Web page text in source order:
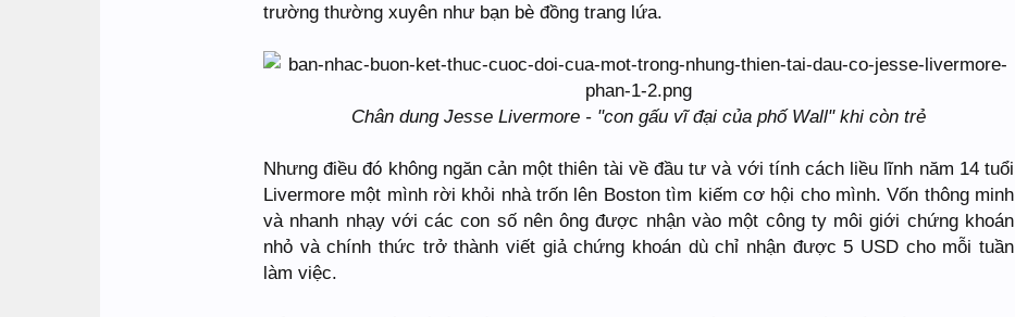
trường thường xuyên như bạn bè đồng trang lứa.
Chân dung Jesse Livermore - "con gấu vĩ đại của phố Wall" khi còn trẻ
Nhưng điều đó không ngăn cản một thiên tài về đầu tư và với tính cách liều lĩnh năm 14 tuổi
Livermore một mình rời khỏi nhà trốn lên Boston tìm kiếm cơ hội cho mình. Vốn thông minh
và nhanh nhạy với các con số nên ông được nhận vào một công ty môi giới chứng khoán
nhỏ và chính thức trở thành viết giả chứng khoán dù chỉ nhận được 5 USD cho mỗi tuần
làm việc.